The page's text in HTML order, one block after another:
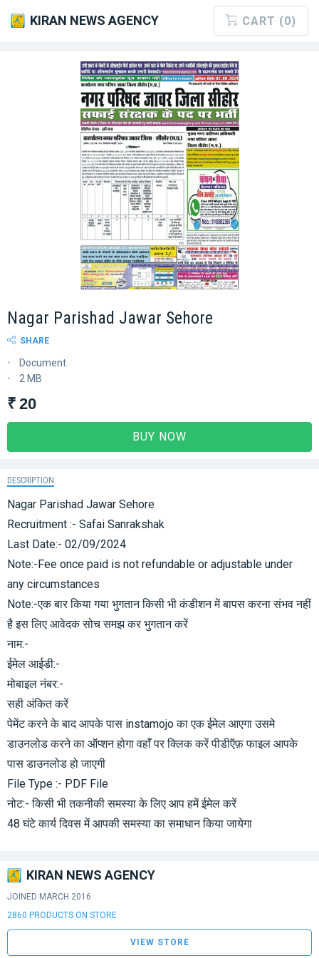
KIRAN NEWS AGENCY CART (0)
Nagar Parishad Jawar Sehore
SHARE
Document
2 MB
₹ 20
BUY NOW
DESCRIPTION
Nagar Parishad Jawar Sehore
Recruitment :- Safai Sanrakshak
Last Date:- 02/09/2024
Note:-Fee once paid is not refundable or adjustable under
any circumstances
Note:-एक बार किया गया भुगतान किसी भी कंडीशन में बापस करना संभव नहीं
है इस लिए आवेदक सोच समझ कर भुगतान करें
नाम:-
ईमेल आईडी:-
मोबाइल नंबर:-
सही अंकित करें
पेमेंट करने के बाद आपके पास instamojo का एक ईमेल आएगा उसमे
डाउनलोड करने का ऑप्शन होगा वहाँ पर क्लिक करें पीडीऍफ़ फाइल आपके
पास डाउनलोड हो जाएगी
File Type :- PDF File
नोट:- किसी भी तकनीकी समस्या के लिए आप हमें ईमेल करें
48 घंटे कार्य दिवस में आपकी समस्या का समाधान किया जायेगा
KIRAN NEWS AGENCY
JOINED MARCH 2016
2860 PRODUCTS ON STORE
VIEW STORE